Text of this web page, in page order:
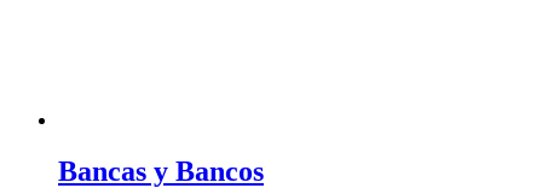
Bancas y Bancos